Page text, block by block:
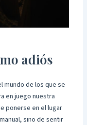
adiós
mundo de los que se
en juego nuestra
ponerse en el lugar
sino de sentir